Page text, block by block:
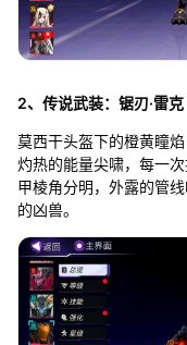
2、传说武装：锯刃·雷克
莫西干头盔下的橙黄瞳
灼热的能量尖啸，每一
甲棱角分明，外露的管
的凶兽。